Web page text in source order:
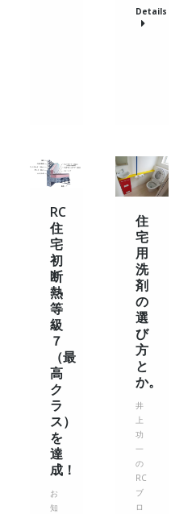
Details
RC
住
宅
初
断
熱
等
級
７
（最
高
ク
ラ
ス）
を
達
成！
お
知
住
宅
用
洗
剤
の
選
び
方
と
か。
井
上
功
一
の
RC
ブ
ロ